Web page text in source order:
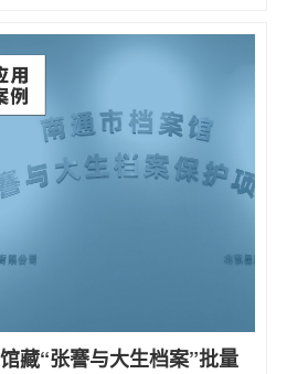
藏“张謇与大生档案”批量